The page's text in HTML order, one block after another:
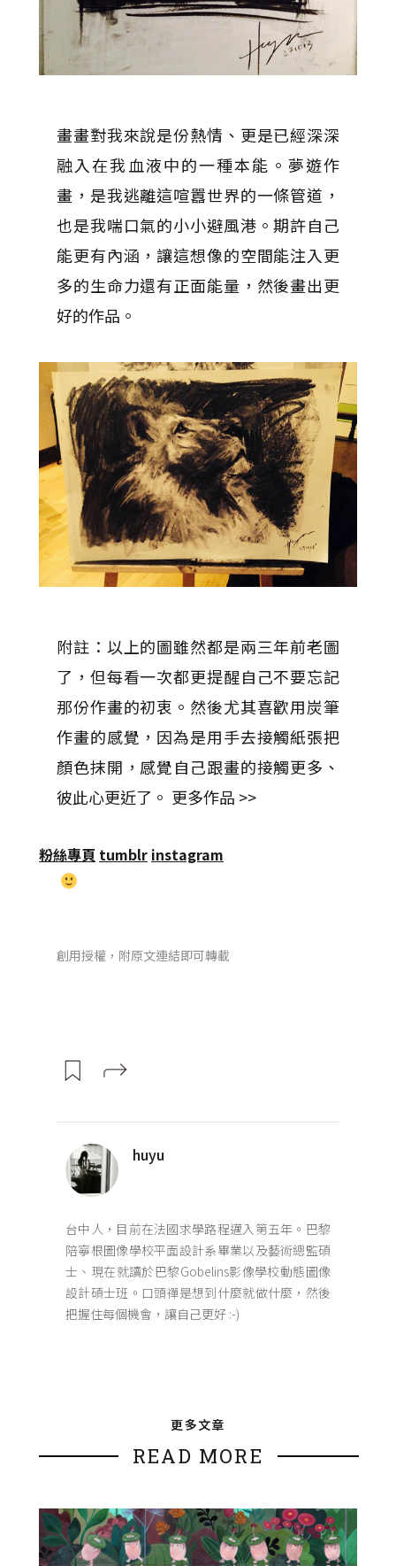
畫畫對我來說是份熱情、更是已經深深
融入在我血液中的一種本能。夢遊作
畫，是我逃離這喧囂世界的一條管道，
也是我喘口氣的小小避風港。期許自己
能更有內涵，讓這想像的空間能注入更
多的生命力還有正面能量，然後畫出更
好的作品。
附註：以上的圖雖然都是兩三年前老圖
了，但每看一次都更提醒自己不要忘記
那份作畫的初衷。然後尤其喜歡用炭筆
作畫的感覺，因為是用手去接觸紙張把
顏色抹開，感覺自己跟畫的接觸更多、
彼此心更近了。 更多作品 >>
粉絲專頁 tumblr instagram
創用授權，附原文連結即可轉載
huyu
台中人，目前在法國求學路程邁入第五年。巴黎
陪寧根圖像學校平面設計系畢業以及藝術總監碩
士、現在就讀於巴黎Gobelins影像學校動態圖像
設計碩士班。口頭禪是想到什麼就做什麼，然後
把握住每個機會，讓自己更好 :-)
更多文章
READ MORE